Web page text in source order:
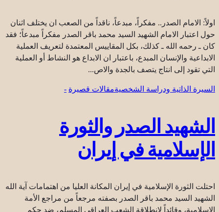
اولاً: الامام الصدر.. مفكراً، مبدعاً، ناقداً من الصعب ان يختلف اثنان
حول اعتبار الامام الشهيد السيد محمد باقر الصدر مفكراً مبدعاً؛ فقد
كان ـ رحمه الله ـ كذلك، بكل المقاييس المعتمدة لتعريف العملية
الابداعية والإنسان المبدع، باعتبار ان الابداع هو النشاط أو العملية
التي تقود إلى انتاج يتصف بالجدة والاص...
السيرة الذاتية ودراسة الشخصيةمقالات قصيرة -
الشهيد الصدر والثورة
الإسلامية في إيران
احتلت الثورة الإسلامية في إيران المكانة العليا من اهتمامات آية الله
الشهيد السيد محمد باقر الصدر بصفته مرجعاً من مراجع الأمة
الإسلامية، وقائداً لانطلاقة الشعب العراقي المسلم، ضد حكم